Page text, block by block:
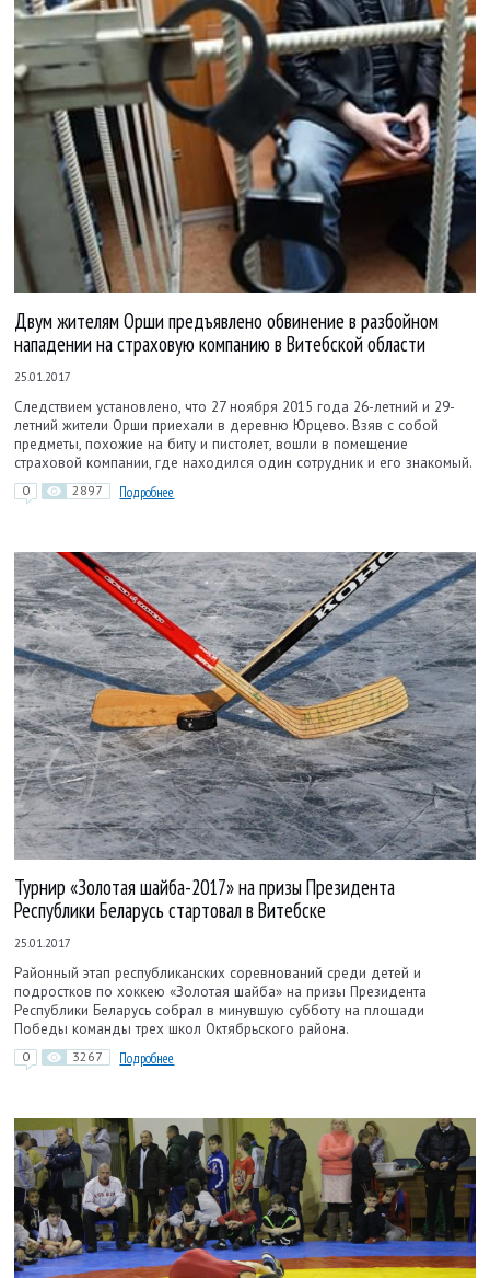
Двум жителям Орши предъявлено обвинение в разбойном
нападении на страховую компанию в Витебской области
25.01.2017
Следствием установлено, что 27 ноября 2015 года 26-летний и 29-
летний жители Орши приехали в деревню Юрцево. Взяв с собой
предметы, похожие на биту и пистолет, вошли в помещение
страховой компании, где находился один сотрудник и его знакомый.
0 2897 Подробнее
Турнир «Золотая шайба-2017» на призы Президента
Республики Беларусь стартовал в Витебске
25.01.2017
Районный этап республиканских соревнований среди детей и
подростков по хоккею «Золотая шайба» на призы Президента
Республики Беларусь собрал в минувшую субботу на площади
Победы команды трех школ Октябрьского района.
0 3267 Подробнее